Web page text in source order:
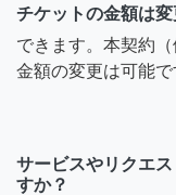
チケットの金額は
できます。本契約
金額の変更は可能で
サービスやリクエ
すか？